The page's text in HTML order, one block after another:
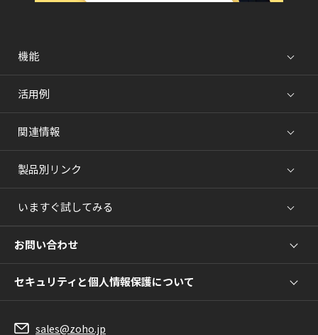
機能
活用例
関連情報
製品別リンク
いますぐ試してみる
お問い合わせ
セキュリティと個人情報保護について
sales@zoho.jp